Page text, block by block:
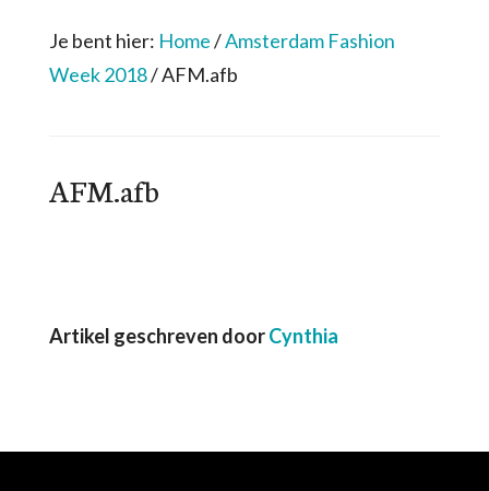
Je bent hier: Home/Amsterdam Fashion
Week 2018/AFM.afb
AFM.afb
Artikel geschreven doorCynthia